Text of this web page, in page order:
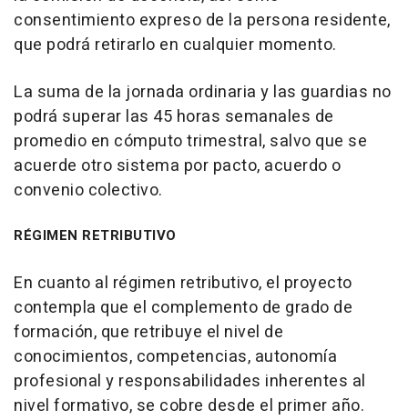
consentimiento expreso de la persona residente,
que podrá retirarlo en cualquier momento.
La suma de la jornada ordinaria y las guardias no
podrá superar las 45 horas semanales de
promedio en cómputo trimestral, salvo que se
acuerde otro sistema por pacto, acuerdo o
convenio colectivo.
RÉGIMEN RETRIBUTIVO
En cuanto al régimen retributivo, el proyecto
contempla que el complemento de grado de
formación, que retribuye el nivel de
conocimientos, competencias, autonomía
profesional y responsabilidades inherentes al
nivel formativo, se cobre desde el primer año.